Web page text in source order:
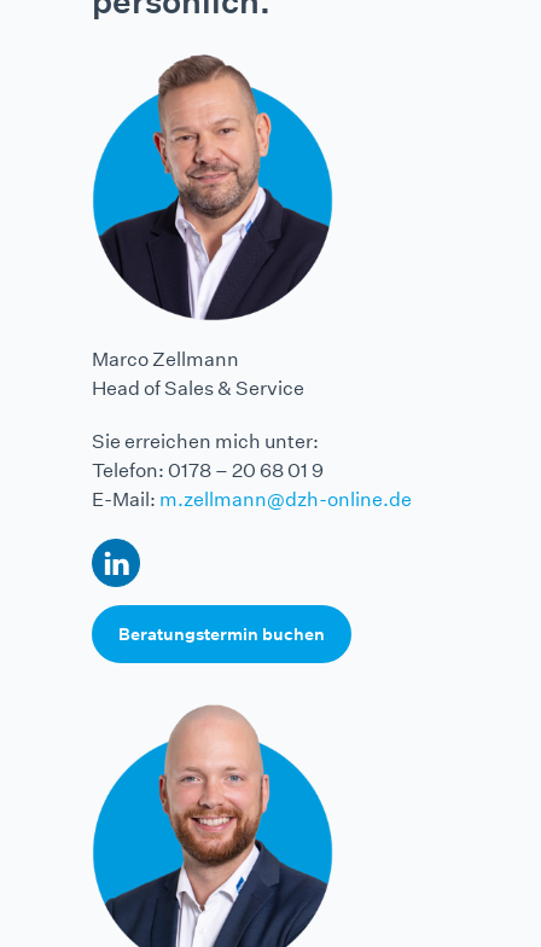
Marco Zellmann
Head of Sales & Service
Sie erreichen mich unter:
Telefon: 0178 – 20 68 01 9
E-Mail: m.zellmann@dzh-online.de
Beratungstermin buchen